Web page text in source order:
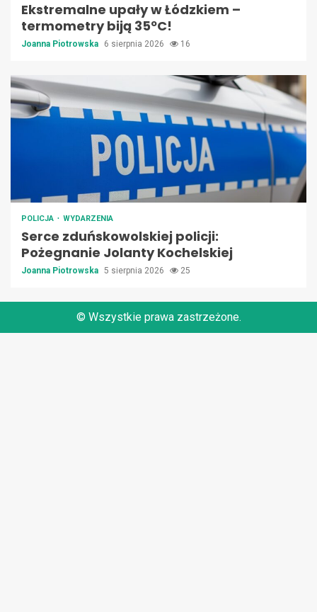
Ekstremalne upały w Łódzkiem –
termometry biją 35ºC!
Joanna Piotrowska 6 sierpnia 2026 16
POLICJA WYDARZENIA
Serce zduńskowolskiej policji:
Pożegnanie Jolanty Kochelskiej
Joanna Piotrowska 5 sierpnia 2026 25
© Wszystkie prawa zastrzeżone.